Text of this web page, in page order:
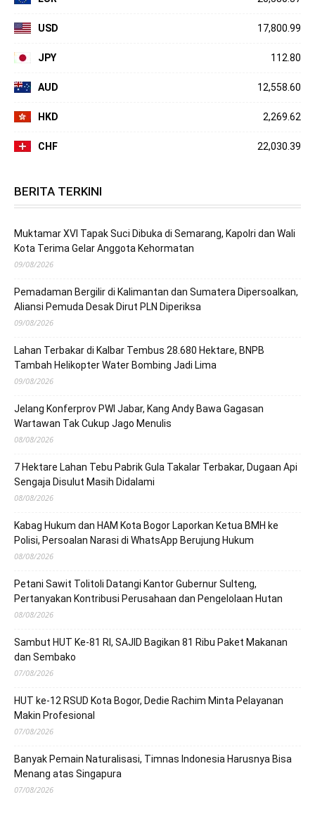
USD 17,800.99
JPY 112.80
AUD 12,558.60
HKD 2,269.62
CHF 22,030.39
BERITA TERKINI
Muktamar XVI Tapak Suci Dibuka di Semarang, Kapolri dan Wali
Kota Terima Gelar Anggota Kehormatan
09/08/2026
Pemadaman Bergilir di Kalimantan dan Sumatera Dipersoalkan,
Aliansi Pemuda Desak Dirut PLN Diperiksa
09/08/2026
Lahan Terbakar di Kalbar Tembus 28.680 Hektare, BNPB
Tambah Helikopter Water Bombing Jadi Lima
09/08/2026
Jelang Konferprov PWI Jabar, Kang Andy Bawa Gagasan
Wartawan Tak Cukup Jago Menulis
08/08/2026
7 Hektare Lahan Tebu Pabrik Gula Takalar Terbakar, Dugaan Api
Sengaja Disulut Masih Didalami
08/08/2026
Kabag Hukum dan HAM Kota Bogor Laporkan Ketua BMH ke
Polisi, Persoalan Narasi di WhatsApp Berujung Hukum
08/08/2026
Petani Sawit Tolitoli Datangi Kantor Gubernur Sulteng,
Pertanyakan Kontribusi Perusahaan dan Pengelolaan Hutan
08/08/2026
Sambut HUT Ke-81 RI, SAJID Bagikan 81 Ribu Paket Makanan
dan Sembako
07/08/2026
HUT ke-12 RSUD Kota Bogor, Dedie Rachim Minta Pelayanan
Makin Profesional
07/08/2026
Banyak Pemain Naturalisasi, Timnas Indonesia Harusnya Bisa
Menang atas Singapura
07/08/2026